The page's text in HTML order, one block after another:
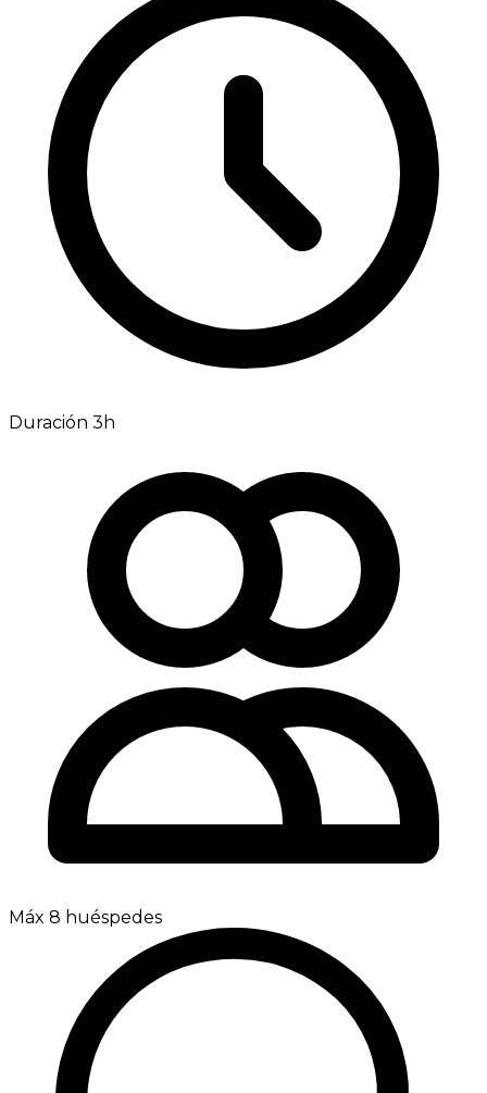
Duración 3h
Máx 8 huéspedes